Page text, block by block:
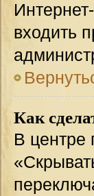
входить
Как
В центре